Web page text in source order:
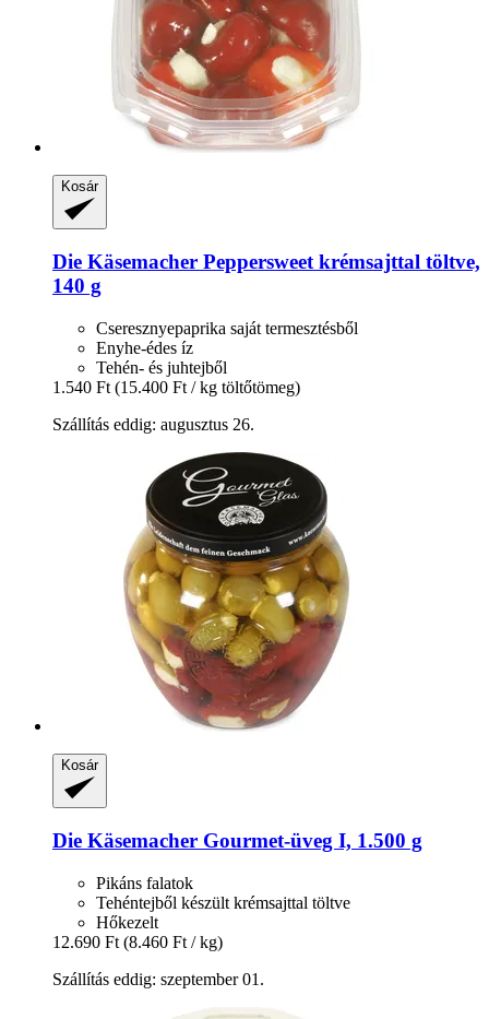
Kosár
Die Käsemacher Peppersweet krémsajttal töltve,
140 g
Cseresznyepaprika saját termesztésből
Enyhe-édes íz
Tehén- és juhtejből
1.540 Ft (15.400 Ft / kg töltőtömeg)
Szállítás eddig: augusztus 26.
Kosár
Die Käsemacher Gourmet-​üveg I, 1.500 g
Pikáns falatok
Tehéntejből készült krémsajttal töltve
Hőkezelt
12.690 Ft (8.460 Ft / kg)
Szállítás eddig: szeptember 01.